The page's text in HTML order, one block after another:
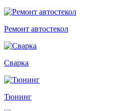
Ремонт автостекол
Сварка
Тюнинг